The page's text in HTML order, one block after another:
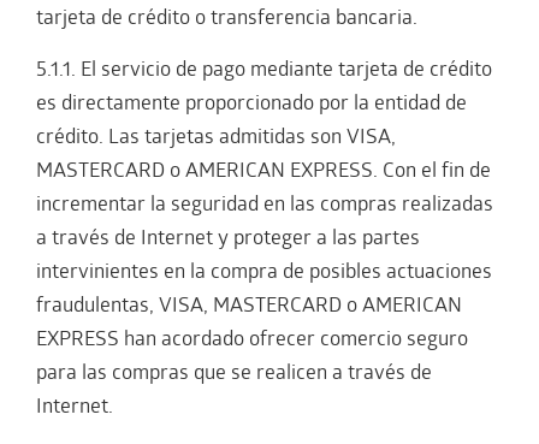
tarjeta de crédito o transferencia bancaria.
5.1.1. El servicio de pago mediante tarjeta de crédito
es directamente proporcionado por la entidad de
crédito. Las tarjetas admitidas son VISA,
MASTERCARD o AMERICAN EXPRESS. Con el fin de
incrementar la seguridad en las compras realizadas
a través de Internet y proteger a las partes
intervinientes en la compra de posibles actuaciones
fraudulentas, VISA, MASTERCARD o AMERICAN
EXPRESS han acordado ofrecer comercio seguro
para las compras que se realicen a través de
Internet.